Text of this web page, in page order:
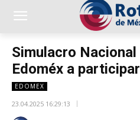
Simulacro
Edoméx a
EDOMEX
23.04.2025 16:29:13